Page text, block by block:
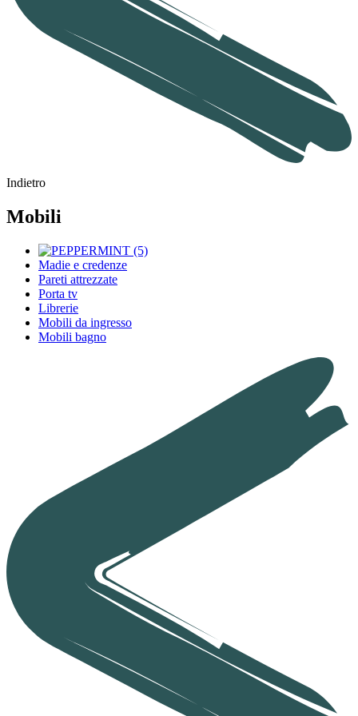
Indietro
Mobili
Madie e credenze
Pareti attrezzate
Porta tv
Librerie
Mobili da ingresso
Mobili bagno